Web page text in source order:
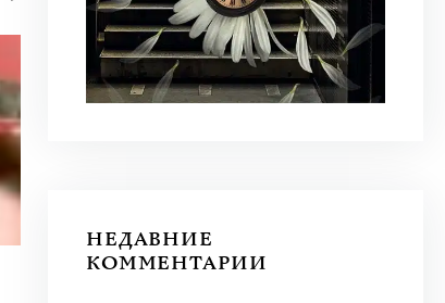
НЕДАВНИЕ
КОММЕНТАРИИ